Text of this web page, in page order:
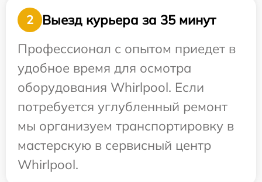
2
Выезд курьера за 35 минут
Профессионал с опытом приедет в
удобное время для осмотра
оборудования Whirlpool. Если
потребуется углубленный ремонт
мы организуем транспортировку в
мастерскую в сервисный центр
Whirlpool.